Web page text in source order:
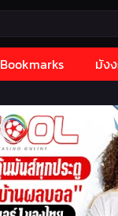
Bookmarks มังง